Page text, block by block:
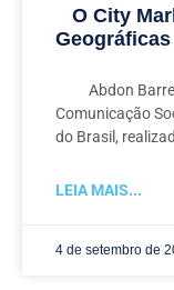
O City
Geográficas
Abdon
Comunicação
do Brasil,
LEIA MAIS...
4 de setembro de